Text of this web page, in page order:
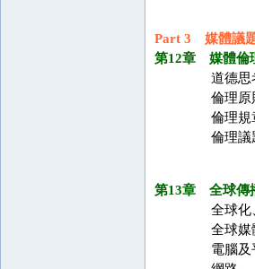
Part 3 媒體議
第12章 媒體倫
道德思
倫理原
倫理規
倫理議
第13章 全球傳
全球化
全球媒
電腦及